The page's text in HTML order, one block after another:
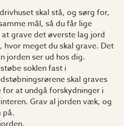
skal stå, og sørg for,
mål, så du får lige
grave det øverste lag jord
hvor meget du skal grave. Det
jorden ser ud hos dig.
soklen fast i
skal graves
at undgå forskydninger i
Grav al jorden væk, og
på.